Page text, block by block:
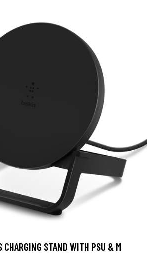
CHARGING STAND WITH PSU & M